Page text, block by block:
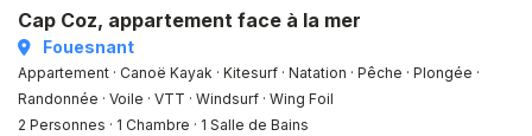
Cap Coz, appartement face à la mer
Fouesnant
Appartement · Canoë Kayak · Kitesurf · Natation · Pêche · Plongée ·
Randonnée · Voile · VTT · Windsurf · Wing Foil
2 Personnes · 1 Chambre · 1 Salle de Bains